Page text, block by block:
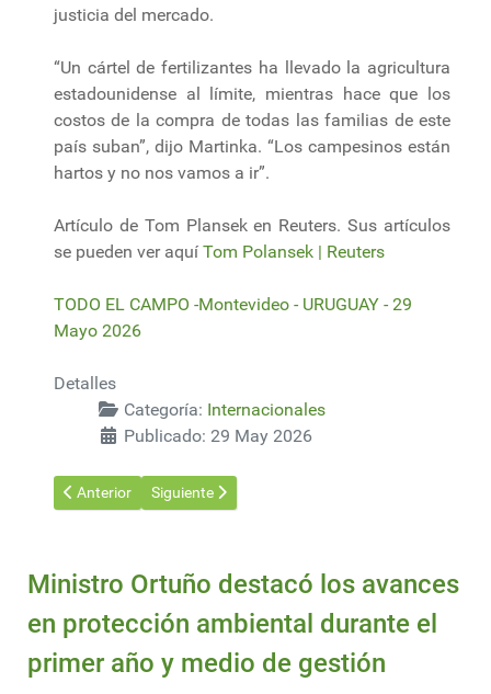
justicia del mercado.
“Un cártel de fertilizantes ha llevado la agricultura
estadounidense al límite, mientras hace que los
costos de la compra de todas las familias de este
país suban”, dijo Martinka. “Los campesinos están
hartos y no nos vamos a ir”.
Artículo de Tom Plansek en Reuters. Sus artículos
se pueden ver aquí Tom Polansek | Reuters
TODO EL CAMPO -Montevideo - URUGUAY - 29
Mayo 2026
Detalles
Categoría: Internacionales
Publicado: 29 May 2026
Artículo anterior: La orina humana, recurso oculto para
Anterior Artículo siguiente: Algas modificadas
Siguiente
Ministro Ortuño destacó los avances
en protección ambiental durante el
primer año y medio de gestión